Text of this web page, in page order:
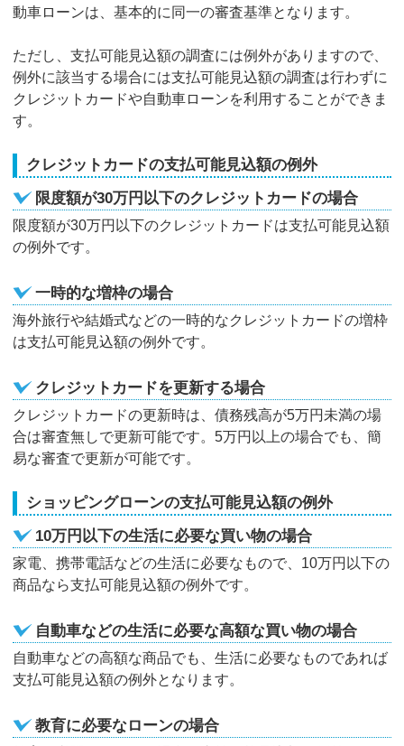
動車ローンは、基本的に同一の審査基準となります。
ただし、支払可能見込額の調査には例外がありますので、
例外に該当する場合には支払可能見込額の調査は行わずに
クレジットカードや自動車ローンを利用することができま
す。
クレジットカードの支払可能見込額の例外
限度額が30万円以下のクレジットカードの場合
限度額が30万円以下のクレジットカードは支払可能見込額
の例外です。
一時的な増枠の場合
海外旅行や結婚式などの一時的なクレジットカードの増枠
は支払可能見込額の例外です。
クレジットカードを更新する場合
クレジットカードの更新時は、債務残高が5万円未満の場
合は審査無しで更新可能です。5万円以上の場合でも、簡
易な審査で更新が可能です。
ショッピングローンの支払可能見込額の例外
10万円以下の生活に必要な買い物の場合
家電、携帯電話などの生活に必要なもので、10万円以下の
商品なら支払可能見込額の例外です。
自動車などの生活に必要な高額な買い物の場合
自動車などの高額な商品でも、生活に必要なものであれば
支払可能見込額の例外となります。
教育に必要なローンの場合